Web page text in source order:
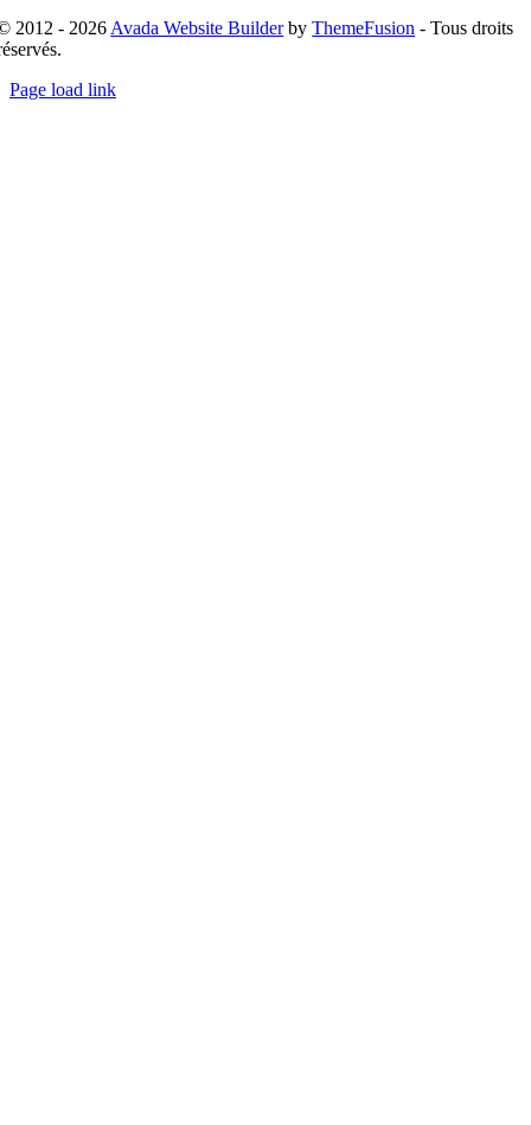
2012 - 2026 Avada Website BuilderbyThemeFusion - Tous droits
Page load link